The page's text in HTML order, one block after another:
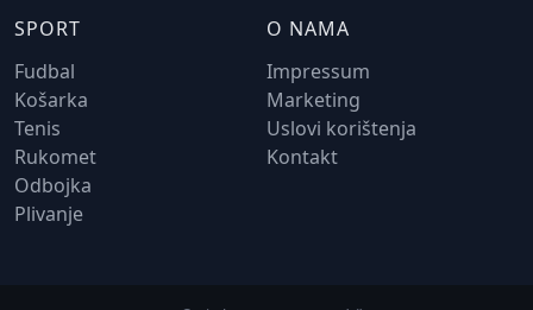
SPORT
Fudbal
Košarka
Tenis
Rukomet
Odbojka
Plivanje
O NAMA
Impressum
Marketing
Uslovi korištenja
Kontakt